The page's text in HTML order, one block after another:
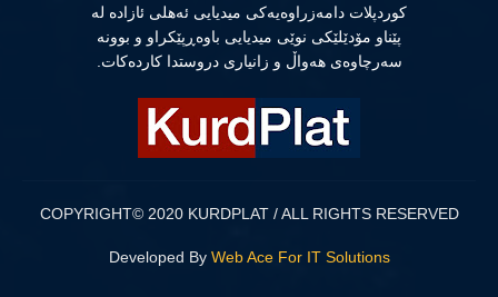
كوردپلات دامەزراوەیەكی میدیایی ئەهلی ئازادە لە
پێناو مۆدێلێكی نوێی میدیایی باوەڕپێكراو و بوونە
سەرچاوەی هەواڵ و زانیاری دروستدا كاردەكات.
COPYRIGHT© 2020 KURDPLAT / ALL RIGHTS RESERVED
Web Ace For IT Solutions
Developed By